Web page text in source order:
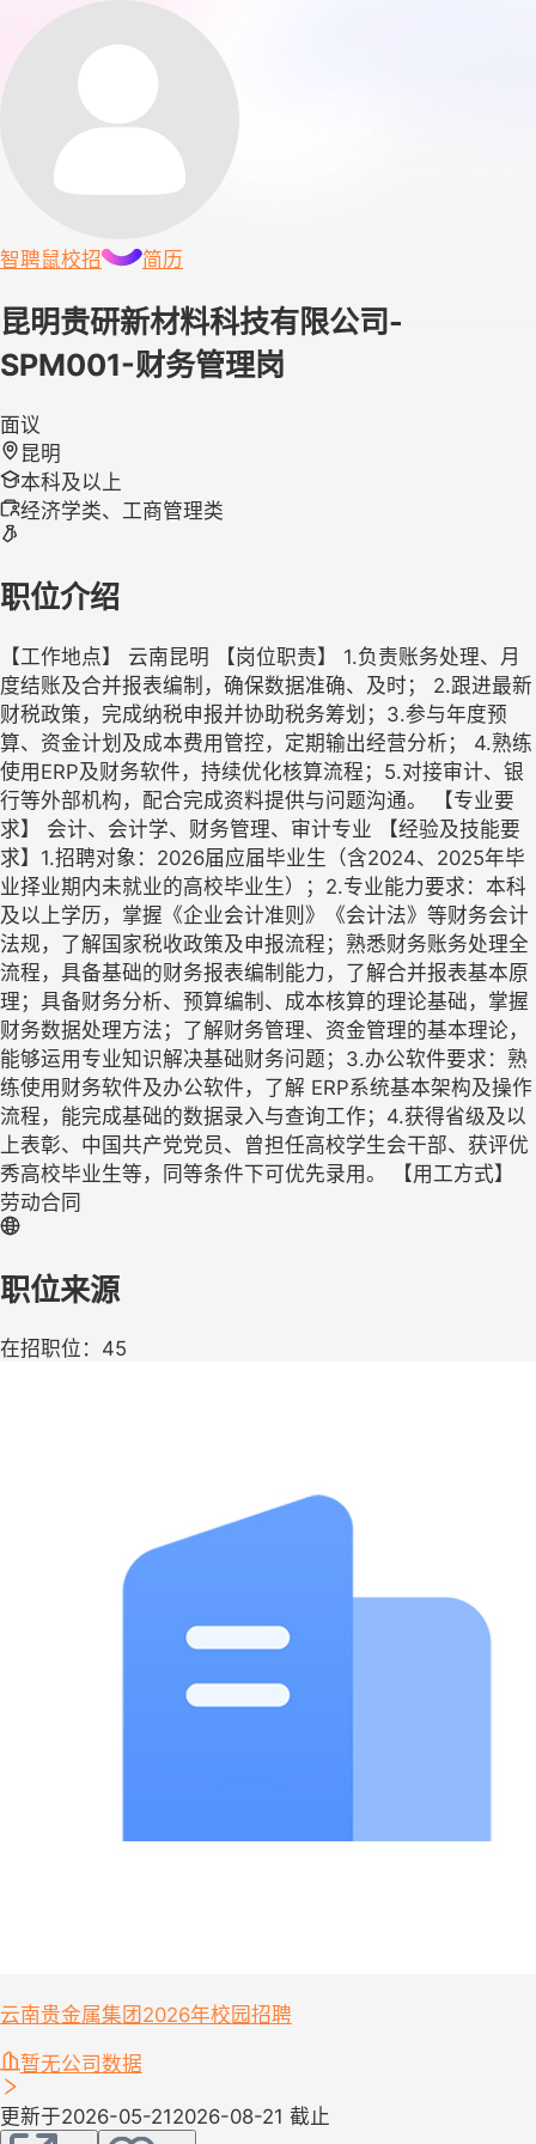
智聘鼠校招 简历
昆明贵研新材料科技有限公司-
SPM001-财务管理岗
面议
昆明
本科及以上
经济学类、工商管理类
职位介绍
【工作地点】 云南昆明 【岗位职责】 1.负责账务处理、月
度结账及合并报表编制，确保数据准确、及时； 2.跟进最新
财税政策，完成纳税申报并协助税务筹划；3.参与年度预
算、资金计划及成本费用管控，定期输出经营分析； 4.熟练
使用ERP及财务软件，持续优化核算流程；5.对接审计、银
行等外部机构，配合完成资料提供与问题沟通。 【专业要
求】 会计、会计学、财务管理、审计专业 【经验及技能要
求】1.招聘对象：2026届应届毕业生（含2024、2025年毕
业择业期内未就业的高校毕业生）；2.专业能力要求：本科
及以上学历，掌握《企业会计准则》《会计法》等财务会计
法规，了解国家税收政策及申报流程；熟悉财务账务处理全
流程，具备基础的财务报表编制能力，了解合并报表基本原
理；具备财务分析、预算编制、成本核算的理论基础，掌握
财务数据处理方法；了解财务管理、资金管理的基本理论，
能够运用专业知识解决基础财务问题；3.办公软件要求：熟
练使用财务软件及办公软件，了解 ERP系统基本架构及操作
流程，能完成基础的数据录入与查询工作；4.获得省级及以
上表彰、中国共产党党员、曾担任高校学生会干部、获评优
秀高校毕业生等，同等条件下可优先录用。 【用工方式】
劳动合同
职位来源
在招职位：45
云南贵金属集团2026年校园招聘
暂无公司数据
更新于2026-05-212026-08-21 截止